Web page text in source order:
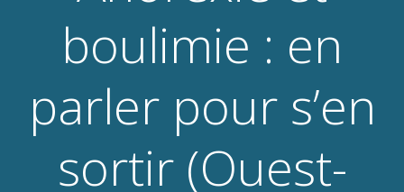
boulimie : en
parler pour s’en
sortir (Ouest-